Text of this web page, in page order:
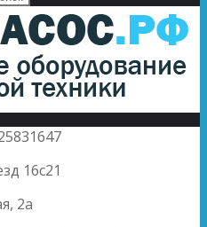
16с21
2а